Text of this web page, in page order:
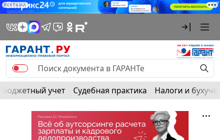
РЕКЛАМА
Бюджетный учет Судебная практика Налоги и